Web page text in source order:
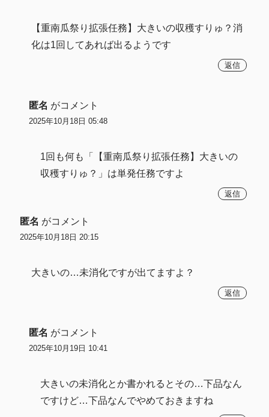
【重南瓜祭り拡張任務】大きいの収穫すりゅ？消
化は1回してあれば出るようです
返信
匿名 がコメント
2025年10月18日 05:48
1回も何も「【重南瓜祭り拡張任務】大きいの
収穫すりゅ？」は単発任務ですよ
返信
匿名 がコメント
2025年10月18日 20:15
大きいの…未消化ですが出てますよ？
返信
匿名 がコメント
2025年10月19日 10:41
大きいの未消化とか書かれるとその…下品なん
ですけど…下品なんでやめておきますね